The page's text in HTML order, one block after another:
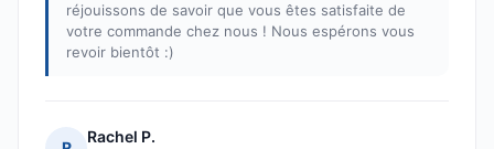
réjouissons de savoir que vous êtes satisfaite de
votre commande chez nous ! Nous espérons vous
revoir bientôt :)
Rachel P.